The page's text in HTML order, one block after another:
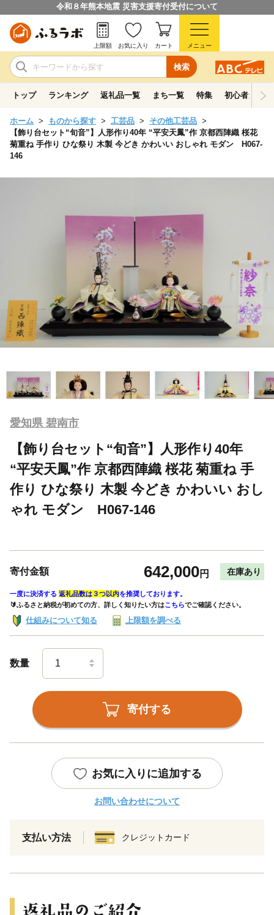
令和８年熊本地震 災害支援寄付受付について
検索
上限額 お気に入り カート メニュー
トップ ランキング 返礼品一覧 まち一覧 特集 初心者ガイド
ホーム ものから探す 工芸品
その他工芸品
【飾り台セット“旬音”】人形作り40年 “平安天鳳”作 京都西陣織 桜花
菊重ね 手作り ひな祭り 木製 今どき かわいい おしゃれ モダン H067-
146
愛知県 碧南市
【飾り台セット“旬音”】人形作り40年
“平安天鳳”作 京都西陣織 桜花 菊重ね 手
作り ひな祭り 木製 今どき かわいい おし
ゃれ モダン H067-146
寄付金額 642,000円 在庫あり
一度に決済する 返礼品数は３つ以内を推奨しております。
🔰ふるさと納税が初めての方、詳しく知りたい方はこちらでご確認ください。
仕組みについて知る 上限額を調べる
数量
寄付する
お気に入りに追加する
お問い合わせについて
支払い方法 クレジットカード